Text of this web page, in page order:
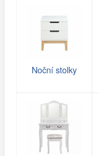
Noční stolky